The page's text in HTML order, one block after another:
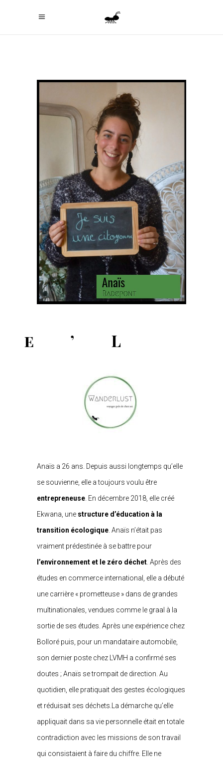
Anaïs a 26 ans. Depuis aussi longtemps qu’elle
se souvienne, elle a toujours voulu être
entrepreneuse . En décembre 2018, elle créé
Ekwana, une structure d’éducation à la
transition écologique . Anaïs n’était pas
vraiment prédestinée à se battre pour
l’environnement et le zéro déchet . Après des
études en commerce international, elle a débuté
une carrière « prometteuse » dans de grandes
multinationales, vendues comme le graal à la
sortie de ses études. Après une expérience chez
Bolloré puis, pour un mandataire automobile,
son dernier poste chez LVMH a confirmé ses
doutes ; Anaïs se trompait de direction. Au
quotidien, elle pratiquait des gestes écologiques
et réduisait ses déchets.La démarche qu’elle
appliquait dans sa vie personnelle était en totale
contradiction avec les missions de son travail
qui consistaient à faire du chiffre. Elle ne